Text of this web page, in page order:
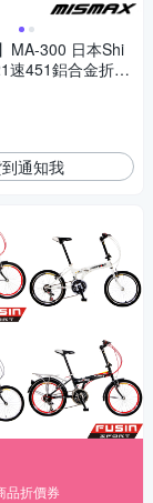
MA-300 日本Shi
速451鋁合金折疊
通知我
品折價券